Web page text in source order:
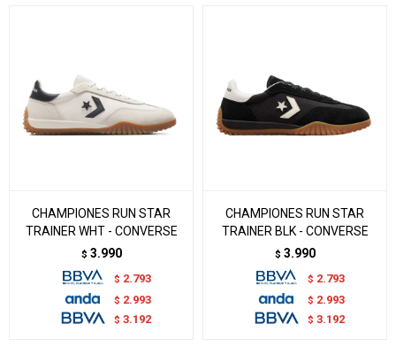
CHAMPIONES RUN STAR
TRAINER WHT - CONVERSE
$ 3.990
$ 2.793
$ 2.993
$ 3.192
CHAMPIONES RUN STAR
TRAINER BLK - CONVERSE
$ 3.990
$ 2.793
$ 2.993
$ 3.192